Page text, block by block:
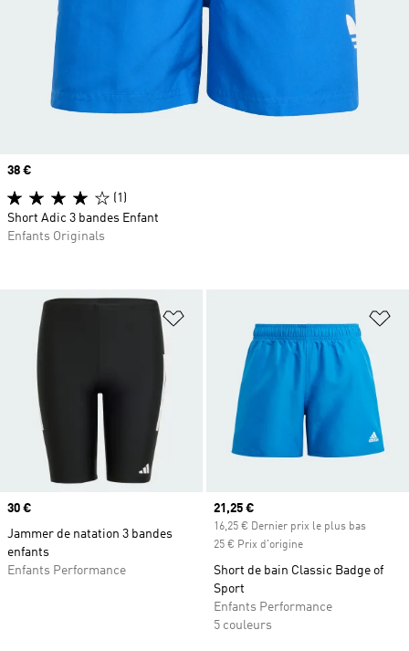
Ajouter à la Liste de produits
Prix
30 €
Jammer de natation 3 bandes
enfants
Enfants Performance
Prix actuel
21,25 €
16,25 € Dernier prix le plus bas
25 € Prix d'origine
Short de bain Classic Badge of
Sport
Enfants Performance
5 couleurs
Prix
38 €
(1)
Short Adic 3 bandes Enfant
Enfants Originals